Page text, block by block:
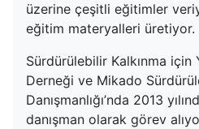
üzerine çeşitli eğitimler
eğitim materyalleri üretiyor.
Sürdürülebilir Kalkınma
Derneği ve Mikado
Danışmanlığı’nda 2013
danışman olarak görev